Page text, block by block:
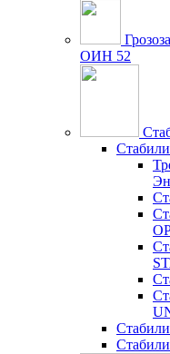
ОИН 52